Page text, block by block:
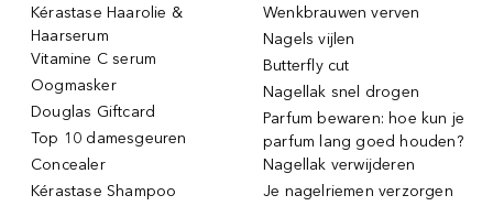
Kérastase Haarolie &
Haarserum
Vitamine C serum
Oogmasker
Douglas Giftcard
Top 10 damesgeuren
Concealer
Kérastase Shampoo
Wenkbrauwen verven
Nagels vijlen
Butterfly cut
Nagellak snel drogen
Parfum bewaren: hoe kun je
parfum lang goed houden?
Nagellak verwijderen
Je nagelriemen verzorgen